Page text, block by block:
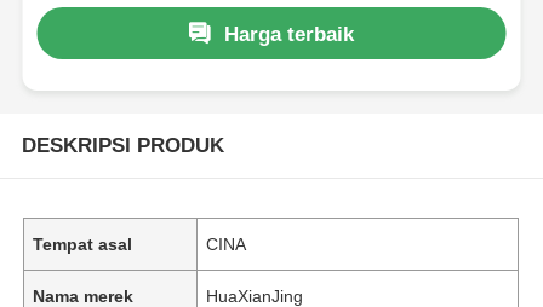
Harga terbaik
DESKRIPSI PRODUK
Tempat asal CINA
Nama merek HuaXianJing